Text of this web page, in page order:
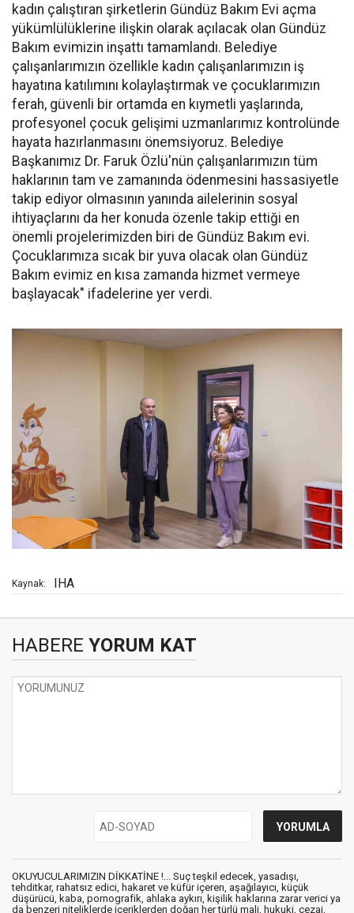
kadın çalıştıran şirketlerin Gündüz Bakım Evi açma
yükümlülüklerine ilişkin olarak açılacak olan Gündüz
Bakım evimizin inşattı tamamlandı. Belediye
çalışanlarımızın özellikle kadın çalışanlarımızın iş
hayatına katılımını kolaylaştırmak ve çocuklarımızın
ferah, güvenli bir ortamda en kıymetli yaşlarında,
profesyonel çocuk gelişimi uzmanlarımız kontrolünde
hayata hazırlanmasını önemsiyoruz. Belediye
Başkanımız Dr. Faruk Özlü'nün çalışanlarımızın tüm
haklarının tam ve zamanında ödenmesini hassasiyetle
takip ediyor olmasının yanında ailelerinin sosyal
ihtiyaçlarını da her konuda özenle takip ettiği en
önemli projelerimizden biri de Gündüz Bakım evi.
Çocuklarımıza sıcak bir yuva olacak olan Gündüz
Bakım evimiz en kısa zamanda hizmet vermeye
başlayacak" ifadelerine yer verdi.
Kaynak: IHA
HABERE YORUM KAT
OKUYUCULARIMIZIN DİKKATİNE !... Suç teşkil edecek, yasadışı,
tehditkar, rahatsız edici, hakaret ve küfür içeren, aşağılayıcı, küçük
düşürücü, kaba, pornografik, ahlaka aykırı, kişilik haklarına zarar verici ya
da benzeri niteliklerde içeriklerden doğan her türlü mali, hukuki, cezai,